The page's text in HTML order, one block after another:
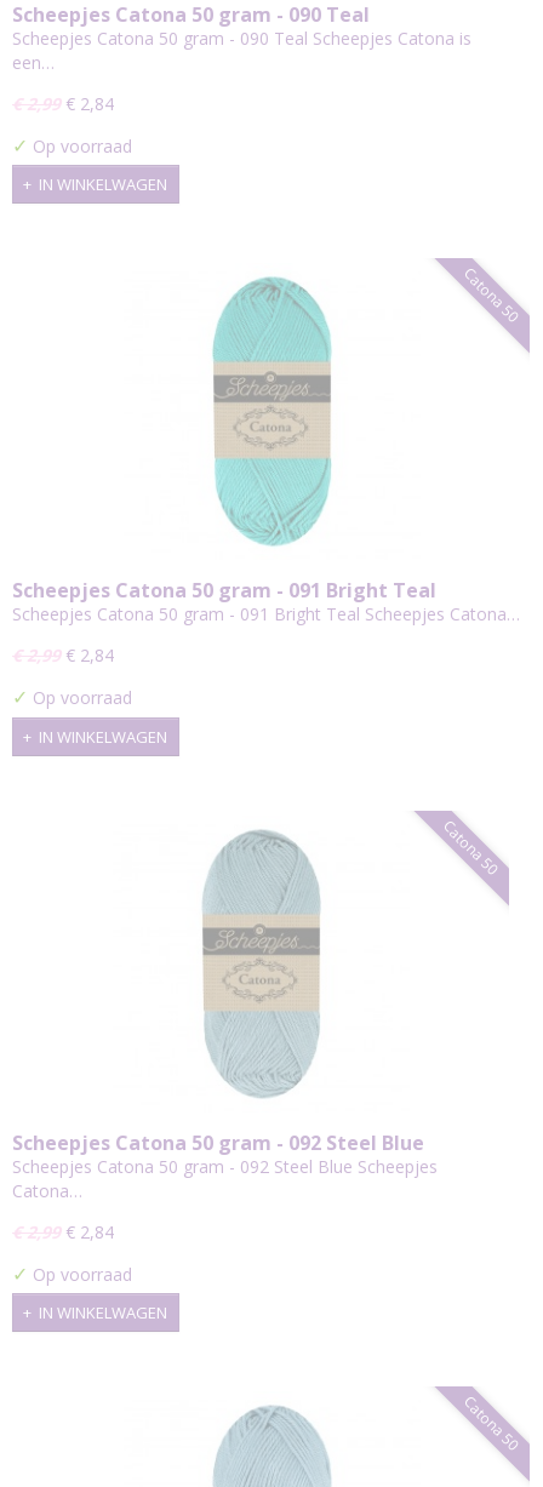
Scheepjes Catona 50 gram - 090 Teal
Scheepjes Catona 50 gram - 090 Teal Scheepjes Catona is
een…
€ 2,99 € 2,84
✓ Op voorraad
IN WINKELWAGEN
Catona 50
Scheepjes Catona 50 gram - 091 Bright Teal
Scheepjes Catona 50 gram - 091 Bright Teal Scheepjes Catona…
€ 2,99 € 2,84
✓ Op voorraad
IN WINKELWAGEN
Catona 50
Scheepjes Catona 50 gram - 092 Steel Blue
Scheepjes Catona 50 gram - 092 Steel Blue Scheepjes
Catona…
€ 2,99 € 2,84
✓ Op voorraad
IN WINKELWAGEN
Catona 50